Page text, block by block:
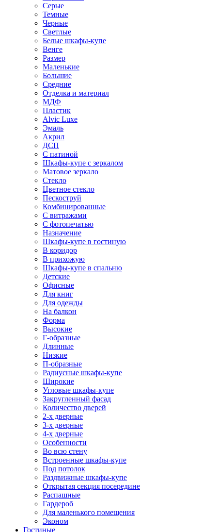
Серые
Темные
Черные
Светлые
Белые шкафы-купе
Венге
Размер
Маленькие
Большие
Средние
Отделка и материал
МДФ
Пластик
Alvic Luxe
Эмаль
Акрил
ДСП
С патиной
Шкафы-купе с зеркалом
Матовое зеркало
Стекло
Цветное стекло
Пескоструй
Комбинированные
С витражами
С фотопечатью
Назначение
Шкафы-купе в гостиную
В коридор
В прихожую
Шкафы-купе в спальню
Детские
Офисные
Для книг
Для одежды
На балкон
Форма
Высокие
Г-образные
Длинные
Низкие
П-образные
Радиусные шкафы-купе
Широкие
Угловые шкафы-купе
Закругленный фасад
Количество дверей
2-х дверные
3-х дверные
4-х дверные
Особенности
Во всю стену
Встроенные шкафы-купе
Под потолок
Раздвижные шкафы-купе
Открытая секция посередине
Распашные
Гардероб
Для маленького помещения
Эконом
Гостиные